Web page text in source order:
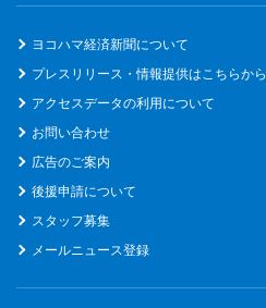
ヨコハマ経済新聞について
プレスリリース・情報提供はこちらから
アクセスデータの利用について
お問い合わせ
広告のご案内
後援申請について
スタッフ募集
メールニュース登録